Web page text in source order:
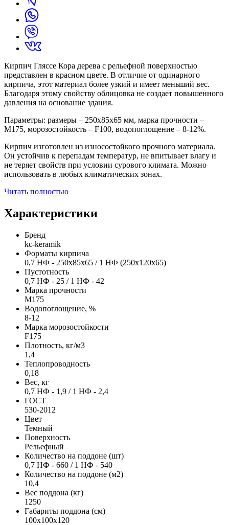
Кирпич Гляссе Кора дерева с рельефной поверхностью
представлен в красном цвете. В отличие от одинарного
кирпича, этот материал более узкий и имеет меньший вес.
Благодаря этому свойству облицовка не создает повышенного
давления на основание здания.
Параметры: размеры – 250х85х65 мм, марка прочности –
М175, морозостойкость – F100, водопоглощение – 8-12%.
Кирпич изготовлен из износостойкого прочного материала.
Он устойчив к перепадам температур, не впитывает влагу и
не теряет свойств при условии сурового климата. Можно
использовать в любых климатических зонах.
Читать полностью
Характеристики
Бренд
kc-keramik
Форматы кирпича
0,7 НФ - 250х85х65 / 1 НФ (250х120х65)
Пустотность
0,7 НФ - 25 / 1 НФ - 42
Марка прочности
М175
Водопоглощение, %
8-12
Марка морозостойкости
F175
Плотность, кг/м3
1,4
Теплопроводность
0,18
Вес, кг
0,7 НФ - 1,9 / 1 НФ - 2,4
ГОСТ
530-2012
Цвет
Темный
Поверхность
Рельефный
Количество на поддоне (шт)
0,7 НФ - 660 / 1 НФ - 540
Количество на поддоне (м2)
10,4
Вес поддона (кг)
1250
Габариты поддона (см)
100х100х120